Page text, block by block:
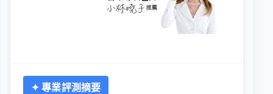
✦ 專業評測摘要